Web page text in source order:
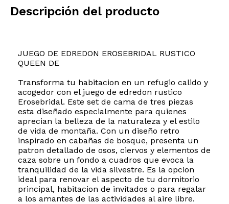
Descripción del producto
JUEGO DE EDREDON EROSEBRIDAL RUSTICO
QUEEN DE
Transforma tu habitacion en un refugio calido y
acogedor con el juego de edredon rustico
Erosebridal. Este set de cama de tres piezas
esta diseñado especialmente para quienes
aprecian la belleza de la naturaleza y el estilo
de vida de montaña. Con un diseño retro
inspirado en cabañas de bosque, presenta un
patron detallado de osos, ciervos y elementos de
caza sobre un fondo a cuadros que evoca la
tranquilidad de la vida silvestre. Es la opcion
ideal para renovar el aspecto de tu dormitorio
principal, habitacion de invitados o para regalar
a los amantes de las actividades al aire libre.